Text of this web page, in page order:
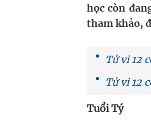
Tỷ lệ tật khúc xạ ở
học còn
tham khảo,
Tử vi 12
Tử vi 12
Tuổi Tý